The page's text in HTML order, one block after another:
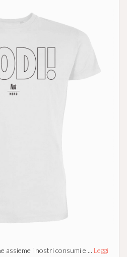
assieme i nostri consumi e ... Leggi